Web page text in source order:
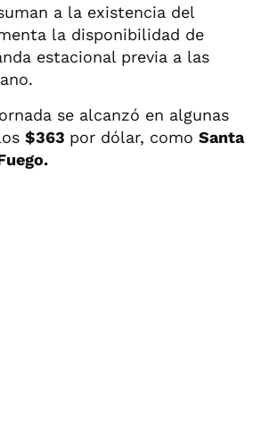
a la existencia del
la disponibilidad de
estacional previa a las
se alcanzó en algunas
$363 por dólar, como Santa